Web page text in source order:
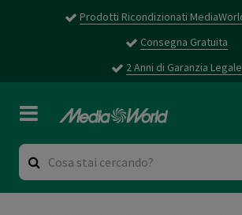
Prodotti Ricondizionati
Consegna Gratuita
2 Anni di Garanzia Legale